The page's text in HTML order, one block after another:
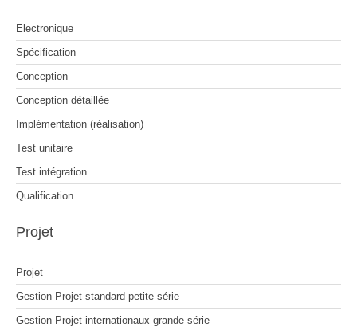
Electronique
Spécification
Conception
Conception détaillée
Implémentation (réalisation)
Test unitaire
Test intégration
Qualification
Projet
Projet
Gestion Projet standard petite série
Gestion Projet internationaux grande série